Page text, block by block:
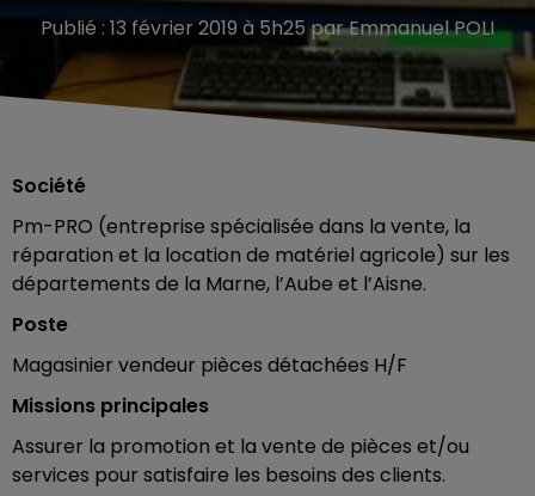
Publié : 13 février 2019 à 5h25 par Emmanuel POLI
Société
Pm-PRO (entreprise spécialisée dans la vente, la
réparation et la location de matériel agricole) sur les
départements de la Marne, l’Aube et l’Aisne.
Poste
Magasinier vendeur pièces détachées H/F
Missions principales
Assurer la promotion et la vente de pièces et/ou
services pour satisfaire les besoins des clients.